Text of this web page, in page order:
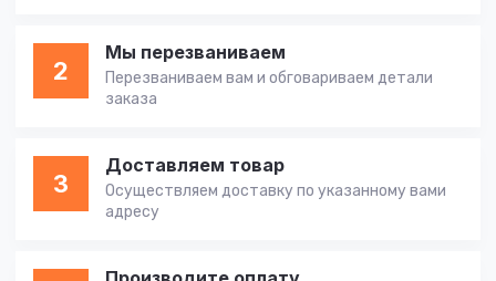
2
Мы перезваниваем
Перезваниваем вам и обговариваем детали
заказа
3
Доставляем товар
Осуществляем доставку по указанному вами
адресу